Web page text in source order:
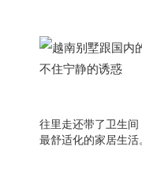
往里走还带了卫生
最舒适化的家居生活。